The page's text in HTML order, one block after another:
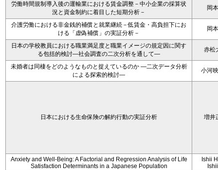
労働時間規制導入後の運輸業における賃金調整－中小企業の採算状
況と資金制約に着目した短期分析－
岡
介護労働における非金銭的補償と就業継続－低賃金・高負担下にお
ける「虚偽補償」の実証分析－
岡
日本の学校教員における職業満足度と職業イメージの規定因に関す
る包括的検討―社会調査の二次分析を通して―
赤松
未婚者は同棲をどのようなものと捉えているのか —二次データ分析
による探索的検討—
小河
日本における生命保険の解約行動の実証分析 増井
Anxiety and Well-Being: A Factorial and Regression Analysis of Life
Satisfaction Determinants in a Japanese Population
Ishii